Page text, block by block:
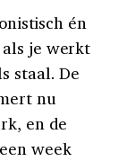
én
je werkt
staal. De
nu
en de
week